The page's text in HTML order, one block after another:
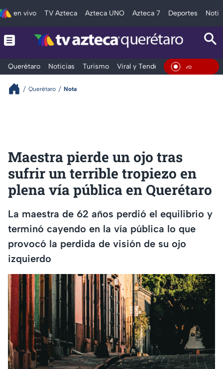
en vivo TV Azteca Azteca UNO Azteca 7 Deportes
Querétaro Noticias Turismo Viral y Tendencia Clima En
Querétaro Nota
Maestra pierde un ojo tras
sufrir un terrible tropiezo en
plena vía pública en Querétaro
La maestra de 62 años perdió el equilibrio y
terminó cayendo en la vía pública lo que
provocó la perdida de visión de su ojo
izquierdo